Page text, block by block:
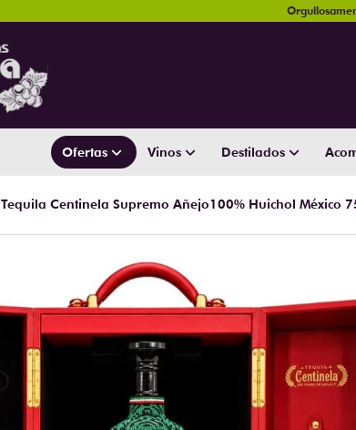
Ofertas Vinos Destilados
Tequila Centinela Supremo Añejo100% Huichol México